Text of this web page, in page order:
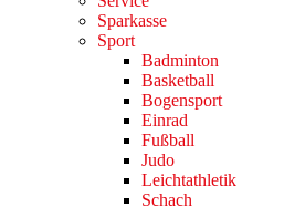
Sparkasse
Sport
Badminton
Basketball
Bogensport
Einrad
Fußball
Judo
Leichtathletik
Schach